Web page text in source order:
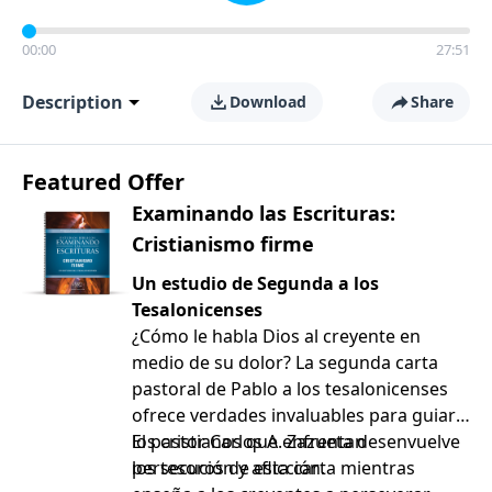
00:00 27:51
Description Download Share
Featured Offer
Examinando las Escrituras:
Cristianismo firme
Un estudio de Segunda a los
Tesalonicenses
¿Cómo le habla Dios al creyente en
medio de su dolor? La segunda carta
pastoral de Pablo a los tesalonicenses
ofrece verdades invaluables para guiar a
los cristianos que enfrentan
persecución y aflicción.
El pastor Carlos A. Zazueta desenvuelve
los tesoros de esta carta mientras